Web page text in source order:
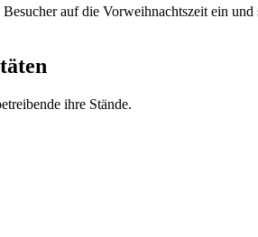
auf die Vorweihnachtszeit ein
ihre Stände.